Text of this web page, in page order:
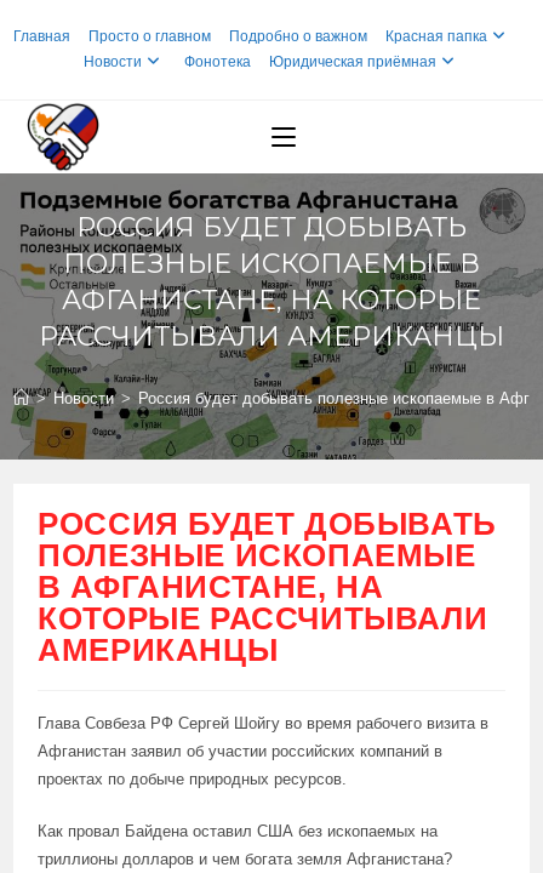
Главная Просто о главном Подробно о важном
Красная папка
Новости
Фонотека Юридическая приёмная
РОССИЯ БУДЕТ ДОБЫВАТЬ
ПОЛЕЗНЫЕ ИСКОПАЕМЫЕ В
АФГАНИСТАНЕ, НА КОТОРЫЕ
РАССЧИТЫВАЛИ АМЕРИКАНЦЫ
> Новости > Россия будет добывать полезные ископаемые в
РОССИЯ БУДЕТ ДОБЫВАТЬ
ПОЛЕЗНЫЕ ИСКОПАЕМЫЕ
В АФГАНИСТАНЕ, НА
КОТОРЫЕ РАССЧИТЫВАЛИ
АМЕРИКАНЦЫ
Глава Совбеза РФ Сергей Шойгу во время рабочего визита в
Афганистан заявил об участии российских компаний в
проектах по добыче природных ресурсов.
Как провал Байдена оставил США без ископаемых на
триллионы долларов и чем богата земля Афганистана?